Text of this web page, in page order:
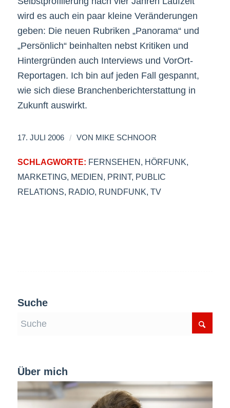
wird es auch ein paar kleine Veränderungen
geben: Die neuen Rubriken „Panorama“ und
„Persönlich“ beinhalten nebst Kritiken und
Hintergründen auch Interviews und VorOrt-
Reportagen. Ich bin auf jeden Fall gespannt,
wie sich diese Branchenberichterstattung in
Zukunft auswirkt.
17. JULI 2006 / VON MIKE SCHNOOR
SCHLAGWORTE: FERNSEHEN HÖRFUNK
MARKETING, MEDIEN PRINT, PUBLIC
RELATIONS RADIO, RUNDFUNK TV
Suche
Über mich